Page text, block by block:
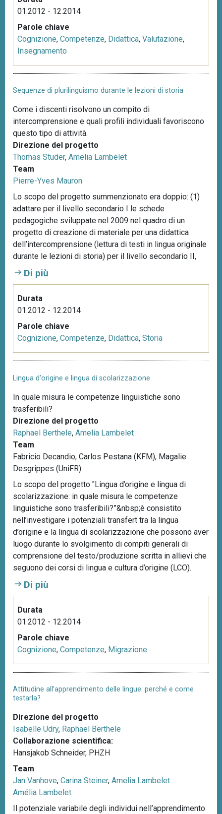
01.2012 - 12.2014
Parole chiave
Cognizione, Competenze, Didattica, Valutazione,
Insegnamento
Sequenze di plurilinguismo durante le lezioni di storia
Come i discenti risolvono un compito di
intercomprensione e quali profili individuali favoriscono
questo tipo di attività.
Direzione del progetto
Thomas Studer, Amelia Lambelet
Team
Pierre-Yves Mauron
Lo scopo del progetto summenzionato era doppio: (1)
adattare per il livello secondario I le schede
pedagogiche sviluppate nel 2009 nel quadro di un
progetto di creazione di materiale per una didattica
dell’intercomprensione (lettura di testi in lingua originale
durante le lezioni di storia) per il livello secondario II,
Di più
Durata
01.2012 - 12.2014
Parole chiave
Cognizione, Competenze, Didattica, Storia
Lingua d'origine e lingua di scolarizzazione
In quale misura le competenze linguistiche sono
trasferibili?
Direzione del progetto
Raphael Berthele, Amelia Lambelet
Team
Fabricio Decandio, Carlos Pestana (KFM), Magalie
Desgrippes (UniFR)
Lo scopo del progetto "Lingua d’origine e lingua di
scolarizzazione: in quale misura le competenze
linguistiche sono trasferibili?”&nbsp;è consistito
nell’investigare i potenziali transfert tra la lingua
d’origine e la lingua di scolarizzazione che possono aver
luogo durante lo svolgimento di compiti generali di
comprensione del testo/produzione scritta in allievi che
seguono dei corsi di lingua e cultura d’origine (LCO).
Di più
Durata
01.2012 - 12.2014
Parole chiave
Cognizione, Competenze, Migrazione
Attitudine all’apprendimento delle lingue: perché e come
testarla?
Direzione del progetto
Isabelle Udry, Raphael Berthele
Collaborazione scientifica:
Hansjakob Schneider, PHZH
Team
Jan Vanhove, Carina Steiner, Amelia Lambelet
Amélia Lambelet
Il potenziale variabile degli individui nell’apprendimento